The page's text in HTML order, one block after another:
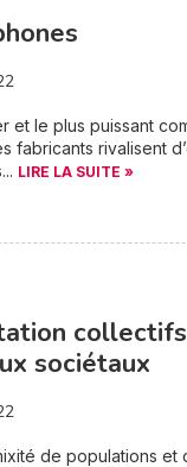
et le plus puissant
fabricants rivalisent
LIRE LA SUITE »
sociétaux
de populations et